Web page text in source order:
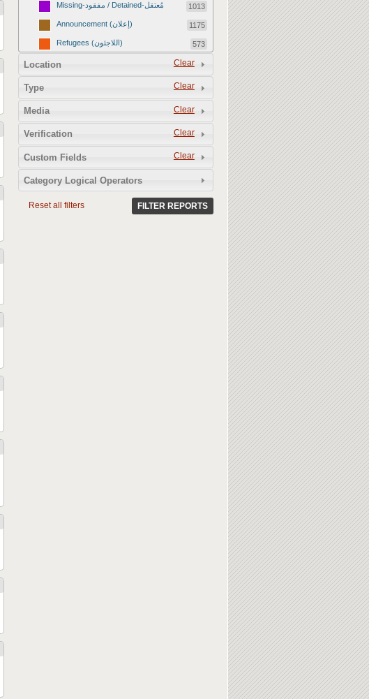
Missing-مفقود / Detained-مُعتقل 1013
Announcement (إعلان) 1175
Refugees (اللاجئون) 573
1672
Revenge Killings (القتل بدافع الانتقام) 11
2
13
Clear
Location
Clear
Type
Clear
Media
Clear
Verification
Clear
Custom Fields
Category Logical Operators
Reset all filters FILTER REPORTS